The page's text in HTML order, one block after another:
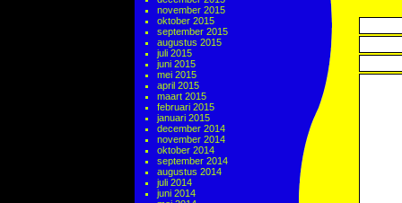
november 2015
oktober 2015
september 2015
augustus 2015
juli 2015
juni 2015
mei 2015
april 2015
maart 2015
februari 2015
januari 2015
december 2014
november 2014
oktober 2014
september 2014
augustus 2014
juli 2014
juni 2014